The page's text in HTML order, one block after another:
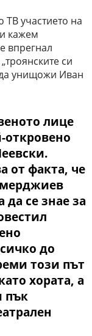
ТВ участието на
кажем
впрегнал
си
да унищожи Иван
лице
от факта, че
да се знае за
до
този път
хората, а
пък